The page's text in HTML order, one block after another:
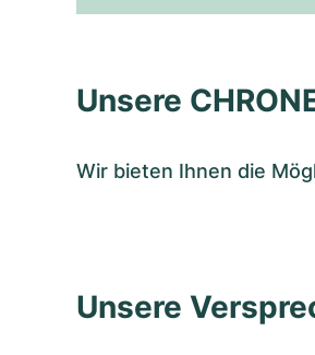
Unsere
Wir bieten Ihnen die
Unsere